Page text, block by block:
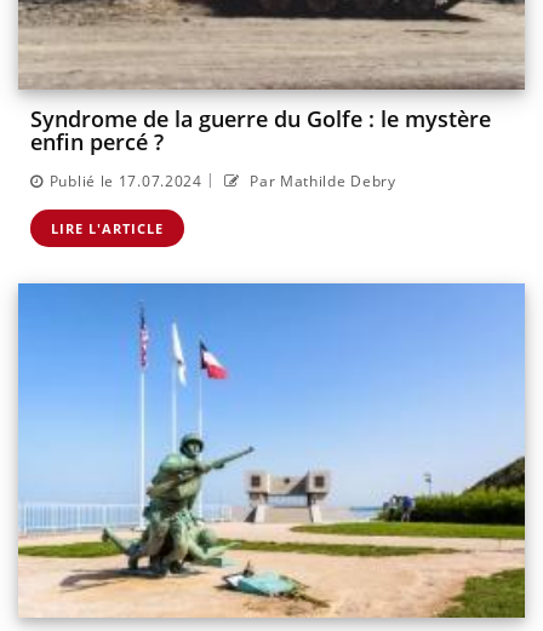
Syndrome de la guerre du Golfe : le mystère
enfin percé ?
Publié le 17.07.2024 | Par Mathilde Debry
LIRE L'ARTICLE